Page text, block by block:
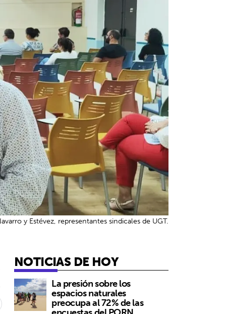
y Estévez, representantes sindicales de UGT.
NOTICIAS DE HOY
La presión sobre los
espacios naturales
preocupa al 72% de las